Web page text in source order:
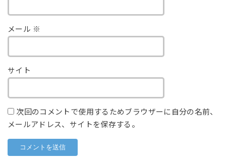
メール ※
サイト
次回のコメントで使用するためブラウザーに自分の名前、
メールアドレス、サイトを保存する。